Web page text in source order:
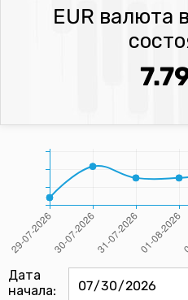
EUR валюта
Дата
начала: